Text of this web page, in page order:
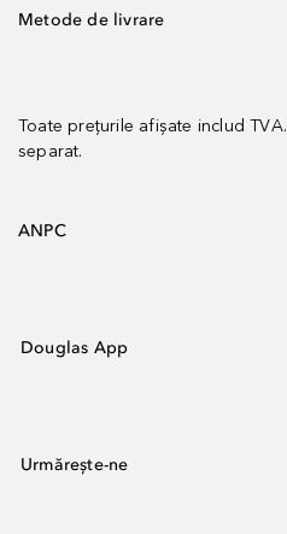
Metode de livrare
Toate prețurile afișate includ TVA.
separat.
ANPC
Douglas App
Urmărește-ne